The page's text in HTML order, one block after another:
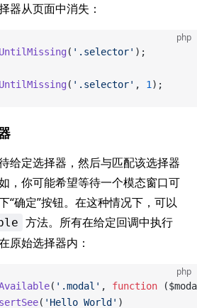
器从页面中消失：
php
( '.selector' );
( '.selector' , 1 );
给定选择器，然后与匹配该选择器
，你可能希望等待一个模态窗口可
“确定”按钮。在这种情况下，可以
方法。所有在给定回调中执行
原始选择器内：
php
( '.modal' , function
( 'Hello World' )